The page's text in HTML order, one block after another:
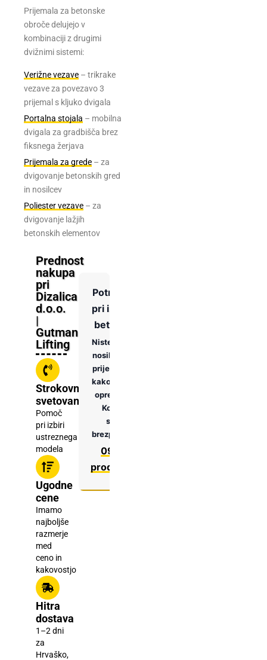
Prijemala za betonske
obroče delujejo v
kombinaciji z drugimi
dvižnimi sistemi:
Verižne vezave – trikrake
vezave za povezavo 3
prijemal s kljuko dvigala
Portalna stojala – mobilna
dvigala za gradbišča brez
fiksnega žerjava
Prijemala za grede – za
dvigovanje betonskih gred
in nosilcev
Poliester vezave – za
dvigovanje lažjih
betonskih elementov
Prednost
nakupa
pri
Dizalica
d.o.o.
|
Gutman
Lifting
Strokovno
svetovanje
Pomoč
pri izbiri
ustreznega
modela
Ugodne
cene
Imamo
najboljše
razmerje
med
ceno in
kakovostjo
Hitra
dostava
1–2 dni
za
Hrvaško,
Potrebujete nasvet
pri izbiri prijemal za
betonske obroče?
Niste prepričani, katero
nosilnost izbrati, koliko
prijemal potrebujete ali
kako pravilno namestiti
opremo na gradbišču?
Kontaktirajte naše
strokovnjake za
brezplačno svetovanje.
091 488 6262
prodaja@dizalica.hr